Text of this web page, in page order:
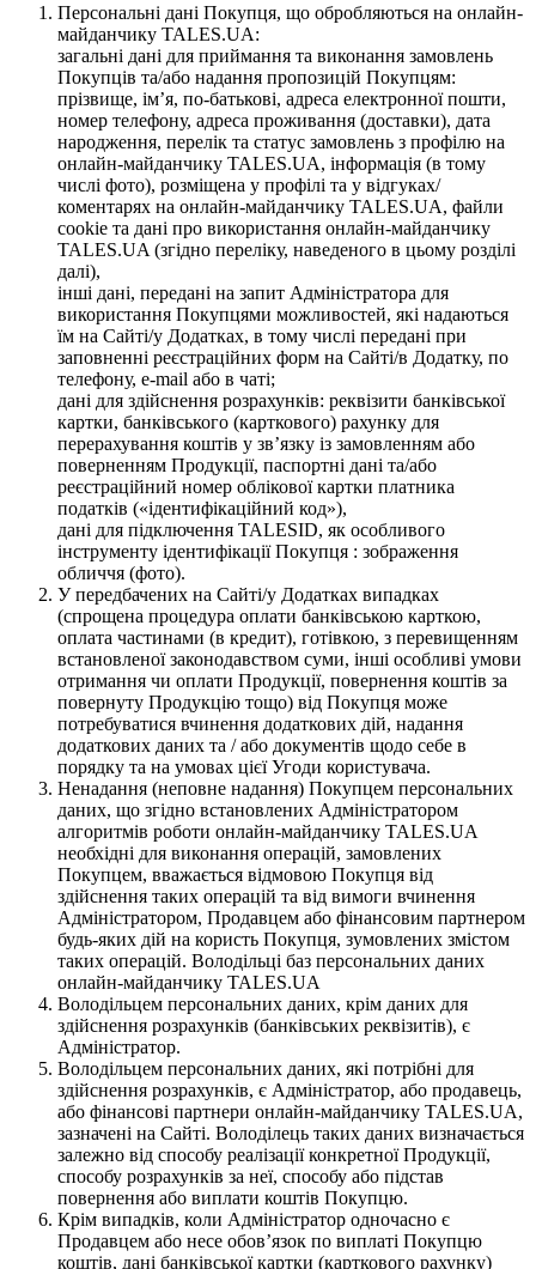
Персональні дані Покупця, що обробляються на онлайн-
майданчику TALES.UA:
загальні дані для приймання та виконання замовлень
Покупців та/або надання пропозицій Покупцям:
прізвище, ім’я, по-батькові, адреса електронної пошти,
номер телефону, адреса проживання (доставки), дата
народження, перелік та статус замовлень з профілю на
онлайн-майданчику TALES.UA, інформація (в тому
числі фото), розміщена у профілі та у відгуках/
коментарях на онлайн-майданчику TALES.UA, файли
cookie та дані про використання онлайн-майданчику
TALES.UA (згідно переліку, наведеного в цьому розділі
далі),
інші дані, передані на запит Адміністратора для
використання Покупцями можливостей, які надаються
їм на Сайті/у Додатках, в тому числі передані при
заповненні реєстраційних форм на Сайті/в Додатку, по
телефону, e-mail або в чаті;
дані для здійснення розрахунків: реквізити банківської
картки, банківського (карткового) рахунку для
перерахування коштів у зв’язку із замовленням або
поверненням Продукції, паспортні дані та/або
реєстраційний номер облікової картки платника
податків («ідентифікаційний код»),
дані для підключення TALESID, як особливого
інструменту ідентифікації Покупця : зображення
обличчя (фото).
У передбачених на Сайті/у Додатках випадках
(спрощена процедура оплати банківською карткою,
оплата частинами (в кредит), готівкою, з перевищенням
встановленої законодавством суми, інші особливі умови
отримання чи оплати Продукції, повернення коштів за
повернуту Продукцію тощо) від Покупця може
потребуватися вчинення додаткових дій, надання
додаткових даних та / або документів щодо себе в
порядку та на умовах цієї Угоди користувача.
Ненадання (неповне надання) Покупцем персональних
даних, що згідно встановлених Адміністратором
алгоритмів роботи онлайн-майданчику TALES.UA
необхідні для виконання операцій, замовлених
Покупцем, вважається відмовою Покупця від
здійснення таких операцій та від вимоги вчинення
Адміністратором, Продавцем або фінансовим партнером
будь-яких дій на користь Покупця, зумовлених змістом
таких операцій. Володільці баз персональних даних
онлайн-майданчику TALES.UA
Володільцем персональних даних, крім даних для
здійснення розрахунків (банківських реквізитів), є
Адміністратор.
Володільцем персональних даних, які потрібні для
здійснення розрахунків, є Адміністратор, або продавець,
або фінансові партнери онлайн-майданчику TALES.UA,
зазначені на Сайті. Володілець таких даних визначається
залежно від способу реалізації конкретної Продукції,
способу розрахунків за неї, способу або підстав
повернення або виплати коштів Покупцю.
Крім випадків, коли Адміністратор одночасно є
Продавцем або несе обов’язок по виплаті Покупцю
коштів, дані банківської картки (карткового рахунку)